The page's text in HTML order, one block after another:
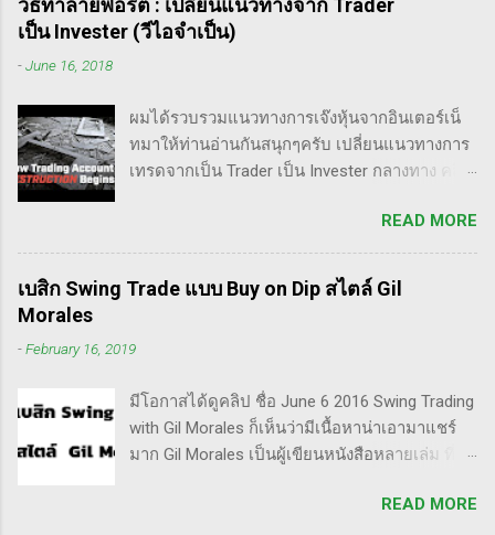
วิธีทำลายพอร์ต : เปลี่ยนแนวทางจาก Trader
เป็น Invester (วีไอจำเป็น)
-June 16, 2018
ผมได้รวบรวมแนวทางการเจ๊งหุ้นจากอินเตอร์เน็
ทมาให้ท่านอ่านกันสนุกๆครับ เปลี่ยนแนวทางการ
เทรดจากเป็น Trader เป็น Invester กลางทาง คลิป
เป็น Trader แล้วต่อมาก็เปลี่ยนใจอยากเป็น
Invester ไปซะงั้น เผื่อใครไม่เข้าใจ Trader คือ
ลักษณะการเทรดที่ ไม่ถือยาว ซื้อแล้วขายในระยะ
เวลาหนึ่ง ที่สำคัญความเป็นเทรดเดอร์คือ การ
ราคาร่วงถึง 10% ก็ต้องตัดขาดทุนตามระบบแล้ว
เขามองระยะยาว ไม่สนใจต่อความผันผวนของ
ราคาในระยะสั้น อย่างวอเรน บัฟเฟต์ บอกว่า "คุณ
ไม่ควรอยู่ในตลาดหุ้น นอกเสียจากจะสามารถนั่ง
ตระหนก" ดังนั้น invester นั้น จะไม่ตระหนกเมื่อ
READ MORE
เบสิก Swing Trade แบบ Buy on Dip สไตล์ Gil
Morales
-February 16, 2019
มีโอกาสได้ดูคลิป ชื่อ June 6 2016 Swing Trading
with Gil Morales ก็เห็นว่ามีเนื้อหาน่าเอามาแชร์
มาก Gil Morales เป็นผู้เขียนหนังสือหลายเล่ม ที่ดัๆ
นานก็คือชื่อ "Trade Like an O'Neil Disciple: How
READ MORE